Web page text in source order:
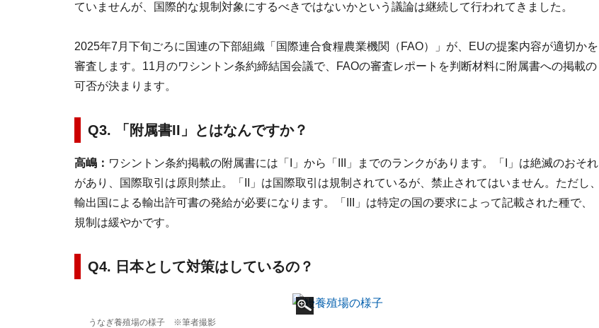
ていませんが、国際的な規制対象にするべきではないかという議論は継続して行われてきました。
2025年7月下旬ごろに国連の下部組織「国際連合食糧農業機関（FAO）」が、EUの提案内容が適切かを
審査します。11月のワシントン条約締結国会議で、FAOの審査レポートを判断材料に附属書への掲載の
可否が決まります。
Q3. 「附属書II」とはなんですか？
高嶋： ワシントン条約掲載の附属書には「I」から「III」までのランクがあります。「I」は絶滅のおそれ
があり、国際取引は原則禁止。「II」は国際取引は規制されているが、禁止されてはいません。ただし、
輸出国による輸出許可書の発給が必要になります。「III」は特定の国の要求によって記載された種で、
規制は緩やかです。
Q4. 日本として対策はしているの？
うなぎ養殖場の様子 ※筆者撮影